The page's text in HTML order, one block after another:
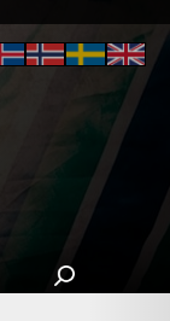
Sök
efter: